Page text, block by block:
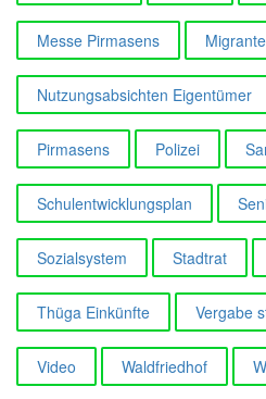
Messe Pirmasens
Nutzungsabsichten Eigentümer
Pirmasens Polizei
Schulentwicklungsplan
Sozialsystem Stadtrat
Thüga Einkünfte Vergabe
Video Waldfriedhof